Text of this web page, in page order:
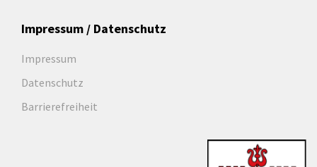
Impressum / Datenschutz
Impressum
Datenschutz
Barrierefreiheit